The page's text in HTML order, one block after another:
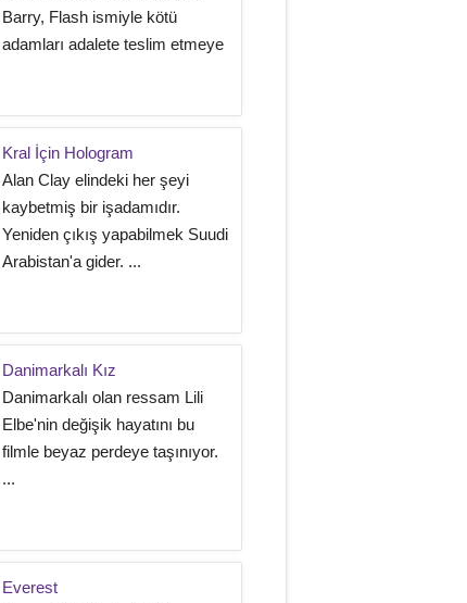
Barry, Flash ismiyle kötü
adamları adalete teslim etmeye
Kral İçin Hologram
Alan Clay elindeki her şeyi
kaybetmiş bir işadamıdır.
Yeniden çıkış yapabilmek Suudi
Arabistan'a gider. ...
Danimarkalı Kız
Danimarkalı olan ressam Lili
Elbe'nin değişik hayatını bu
filmle beyaz perdeye taşınıyor.
...
Everest